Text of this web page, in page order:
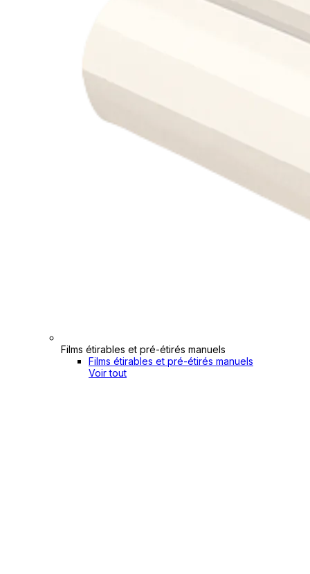
Films étirables et pré-étirés manuels
Films étirables et pré-étirés manuels
Voir tout